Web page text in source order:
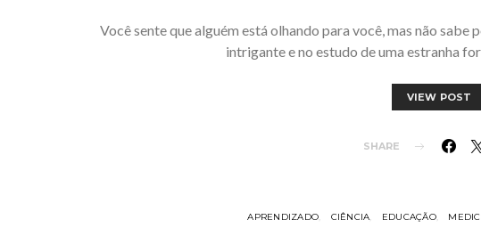
Você sente que alguém está olhando para você, mas não sabe
intrigante e no estudo de uma estranha
VIEW POST
SHARE
APRENDIZADO CIÊNCIA EDUCAÇÃO